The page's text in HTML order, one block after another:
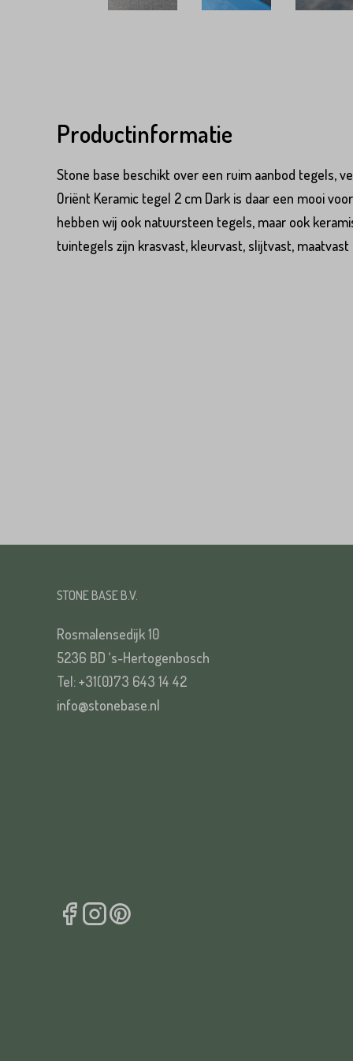
Productinformatie
Stone base beschikt over een ruim aanbod tegels,
Oriënt Keramic tegel 2 cm Dark is daar een mooi
hebben wij ook natuursteen tegels, maar ook
tuintegels zijn krasvast, kleurvast, slijtvast,Nederland
STONE BASE B.V.
Rosmalensedijk 10
5236 BD ‘s-Hertogenbosch
Tel: +31(0)73 643 14 42
info@stonebase.nl